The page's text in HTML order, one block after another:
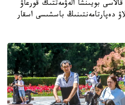
بويىنشا الەۋمەتتىك قورعاۋ
دەپارتامەنتىنىڭ باسشىسى اسقار